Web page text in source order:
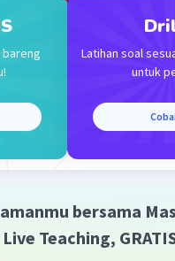
kalau mau cari akar
bareng
Latihan soal
untuk
bersama
Teaching,